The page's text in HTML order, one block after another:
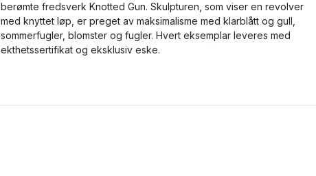
berømte fredsverk Knotted Gun. Skulpturen, som viser en revolver
med knyttet løp, er preget av maksimalisme med klarblått og gull,
sommerfugler, blomster og fugler. Hvert eksemplar leveres med
ekthetssertifikat og eksklusiv eske.